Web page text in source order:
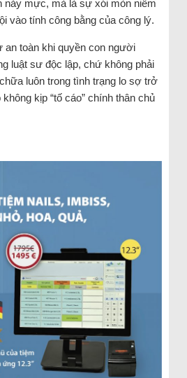
nảy mực, mà là sự xói mòn niềm
vào tính công bằng của công lý.
an toàn khi quyền con người
luật sư độc lập, chứ không phải
luôn trong tình trạng lo sợ trở
kịp “tố cáo” chính thân chủ